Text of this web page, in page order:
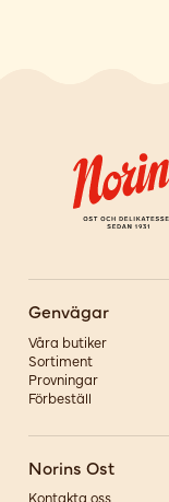
Genvägar
Våra butiker
Sortiment
Provningar
Förbeställ
Norins Ost
Kontakta oss